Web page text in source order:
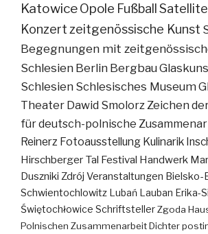
KatowiceOpole Fußball
Konzertzeitgenössische Kunst
Begegnungen mit
Schlesien Berlin Bergbau
Schlesien Schlesisches Museum
Theater Dawid SmolorzZeichen
für deutsch-polnische
Reinerz Fotoausstellung Kulinarik
Hirschberger Tal Festival Handwerk
Duszniki Zdrój Veranstaltungen Bielsko-
Schwientochlowitz Lubań Lauban Erika-
Świętochłowice SchriftstellerZgoda
Polnischen ZusammenarbeitDichter